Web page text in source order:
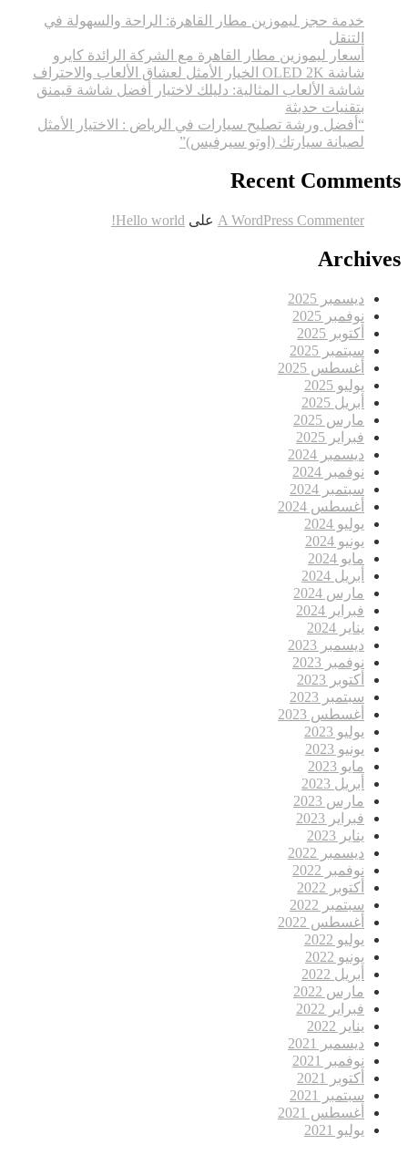
خدمة حجز ليموزين مطار القاهرة: الراحة والسهولة في
التنقل
أسعار ليموزين مطار القاهرة مع الشركة الرائدة كايرو
شاشة OLED 2K الخيار الأمثل لعشاق الألعاب والاحتراف
شاشة الألعاب المثالية: دليلك لاختيار أفضل شاشة قيمنق
بتقنيات حديثة
“أفضل ورشة تصليح سيارات في الرياض : الاختيار الأمثل
لصيانة سيارتك (اوتو سيرفيس)”
Recent Comments
A WordPress Commenter على Hello world!
Archives
ديسمبر 2025
نوفمبر 2025
أكتوبر 2025
سبتمبر 2025
أغسطس 2025
يوليو 2025
أبريل 2025
مارس 2025
فبراير 2025
ديسمبر 2024
نوفمبر 2024
سبتمبر 2024
أغسطس 2024
يوليو 2024
يونيو 2024
مايو 2024
أبريل 2024
مارس 2024
فبراير 2024
يناير 2024
ديسمبر 2023
نوفمبر 2023
أكتوبر 2023
سبتمبر 2023
أغسطس 2023
يوليو 2023
يونيو 2023
مايو 2023
أبريل 2023
مارس 2023
فبراير 2023
يناير 2023
ديسمبر 2022
نوفمبر 2022
أكتوبر 2022
سبتمبر 2022
أغسطس 2022
يوليو 2022
يونيو 2022
أبريل 2022
مارس 2022
فبراير 2022
يناير 2022
ديسمبر 2021
نوفمبر 2021
أكتوبر 2021
سبتمبر 2021
أغسطس 2021
يوليو 2021